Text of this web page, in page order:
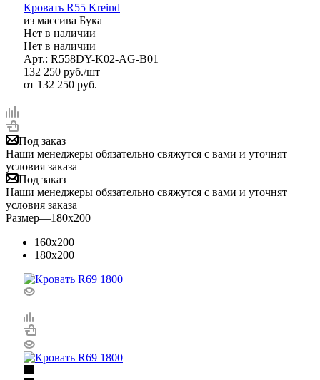
Кровать R55 Kreind
из массива Бука
Нет в наличии
Нет в наличии
Арт.: R558DY-K02-AG-B01
132 250 руб./шт
от 132 250 руб.
Под заказ
Наши менеджеры обязательно свяжутся с вами и уточнят
условия заказа
Под заказ
Наши менеджеры обязательно свяжутся с вами и уточнят
условия заказа
Размер—180x200
160x200
180x200